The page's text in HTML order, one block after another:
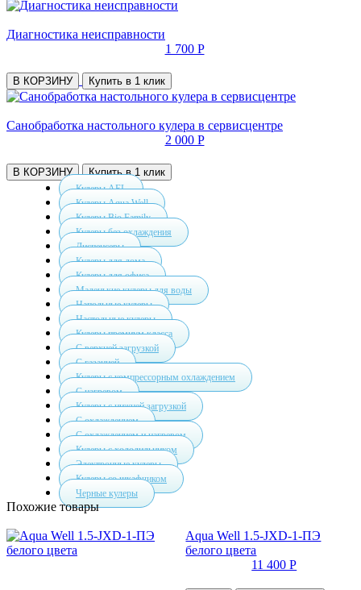
Диагностика неисправности
1 700 Р
В КОРЗИНУ Купить в 1 клик
Санобработка настольного кулера в сервисцентре
2 000 Р
В КОРЗИНУ Купить в 1 клик
Кулеры AEL
Кулеры Aqua Well
Кулеры Bio Family
Кулеры без охлаждения
Диспенсеры
Кулеры для дома
Кулеры для офиса
Маленькие кулеры для воды
Напольные кулеры
Настольные кулеры
Кулеры премиум класса
С верхней загрузкой
С газацией
Кулеры с компрессорным охлаждением
С нагревом
Кулеры с нижней загрузкой
С охлаждением
С охлаждением и нагревом
Кулеры с холодильником
Электронные кулеры
Кулеры со шкафчиком
Черные кулеры
Похожие товары
Aqua Well 1.5-JXD-1-ПЭ
белого цвета
11 400 Р